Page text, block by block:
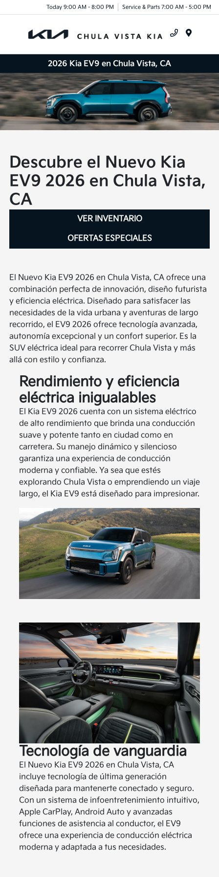
Today 9:00 AM - 8:00 PM Service & Parts 7:00 AM - 5:00 PM
2026 Kia EV9 en Chula Vista, CA
Descubre el Nuevo Kia
EV9 2026 en Chula Vista,
CA
VER INVENTARIO
OFERTAS ESPECIALES
El Nuevo Kia EV9 2026 en Chula Vista, CA ofrece una
combinación perfecta de innovación, diseño futurista
y eficiencia eléctrica. Diseñado para satisfacer las
necesidades de la vida urbana y aventuras de largo
recorrido, el EV9 2026 ofrece tecnología avanzada,
autonomía excepcional y un confort superior. Es la
SUV eléctrica ideal para recorrer Chula Vista y más
allá con estilo y confianza.
Rendimiento y eficiencia
eléctrica inigualables
El Kia EV9 2026 cuenta con un sistema eléctrico
de alto rendimiento que brinda una conducción
suave y potente tanto en ciudad como en
carretera. Su manejo dinámico y silencioso
garantiza una experiencia de conducción
moderna y confiable. Ya sea que estés
explorando Chula Vista o emprendiendo un viaje
largo, el Kia EV9 está diseñado para impresionar.
Tecnología de vanguardia
El Nuevo Kia EV9 2026 en Chula Vista, CA
incluye tecnología de última generación
diseñada para mantenerte conectado y seguro.
Con un sistema de infoentretenimiento intuitivo,
Apple CarPlay, Android Auto y avanzadas
funciones de asistencia al conductor, el EV9
ofrece una experiencia de conducción eléctrica
moderna y adaptada a tus necesidades.